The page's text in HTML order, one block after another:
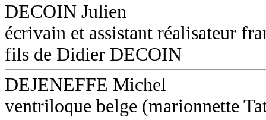
DECOIN Julien
écrivain et assistant réalisateur
fils de Didier DECOIN
DEJENEFFE Michel
ventriloque belge (marionnette